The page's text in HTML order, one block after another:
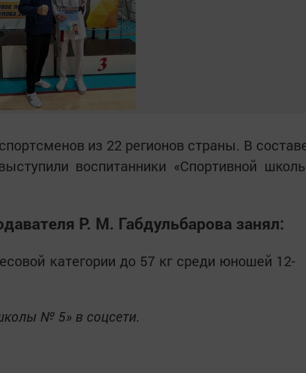
из 22 регионов страны. В
воспитанники «Спортивной
Р. М. Габдульбарова занял:
категории до 57 кг среди юношей 12-
№ 5» в соцсети.